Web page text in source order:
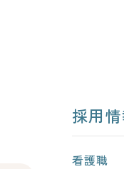
採用
看護職